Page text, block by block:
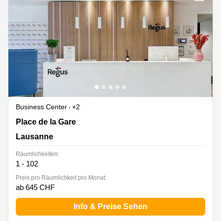
Business Center
+2
Place de la Gare 12, Lausanne
Place de la Gare
Lausanne
Räumlichkeiten:
1 - 102
Preis pro Räumlichkeit pro Monat:
ab 645 CHF
Info & Preise Sehen